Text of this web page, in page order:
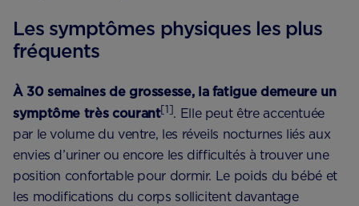
Les symptômes physiques les plus
fréquents
À 30 semaines de grossesse, la fatigue demeure un
symptôme très courant[1]. Elle peut être accentuée
par le volume du ventre, les réveils nocturnes liés aux
envies d’uriner ou encore les difficultés à trouver une
position confortable pour dormir. Le poids du bébé et
les modifications du corps sollicitent davantage